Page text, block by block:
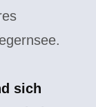
sich